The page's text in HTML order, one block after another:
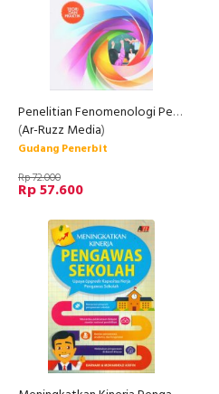
Penelitian Fenomenologi Pendidikan - Teori dan Praktik
(Ar-Ruzz Media)
Gudang Penerbit
Rp 72.000
Rp 57.600